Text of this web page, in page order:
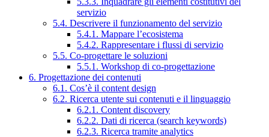
servizio
5.4. Descrivere il funzionamento del servizio
5.4.1. Mappare l’ecosistema
5.4.2. Rappresentare i flussi di servizio
5.5. Co-progettare le soluzioni
5.5.1. Workshop di co-progettazione
6. Progettazione dei contenuti
6.1. Cos’è il content design
6.2. Ricerca utente sui contenuti e il linguaggio
6.2.1. Content discovery
6.2.2. Dati di ricerca (search keywords)
6.2.3. Ricerca tramite analytics